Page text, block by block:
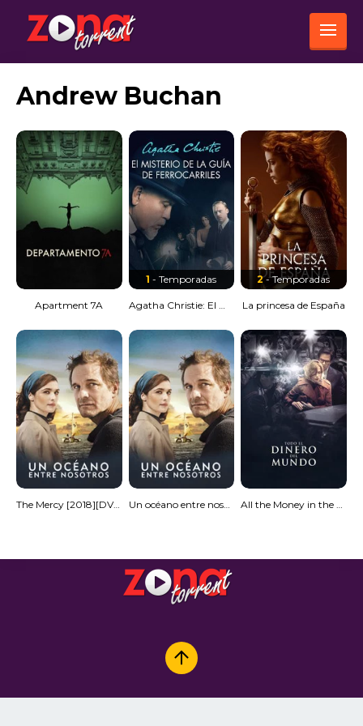
Andrew Buchan
Apartment 7A
1- Temporadas 2- Temporadas
La princesa de España
The Mercy [2018][DVD R2][PAL] Un océano entre nosotros (HDRip) Español Torrent